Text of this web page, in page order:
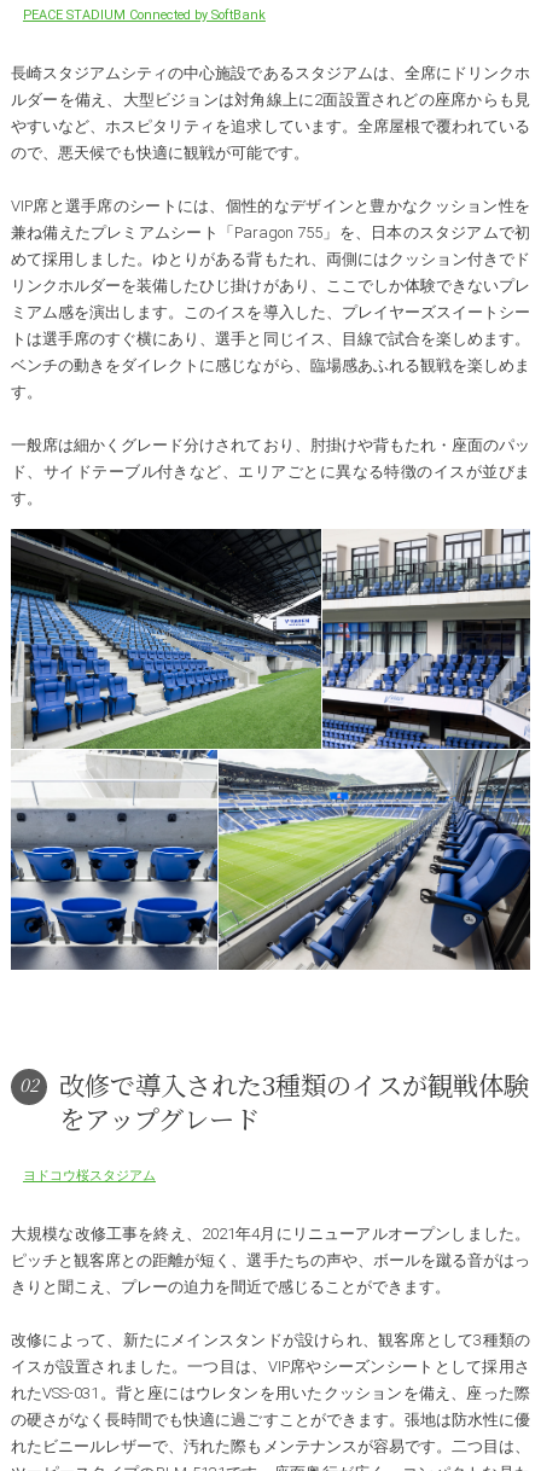
PEACE STADIUM Connected by SoftBank
長崎スタジアムシティの中心施設であるスタジアムは、全席にドリンクホ
ルダーを備え、大型ビジョンは対角線上に2面設置されどの座席からも見
やすいなど、ホスピタリティを追求しています。全席屋根で覆われている
ので、悪天候でも快適に観戦が可能です。
VIP席と選手席のシートには、個性的なデザインと豊かなクッション性を
兼ね備えたプレミアムシート「Paragon 755」を、日本のスタジアムで初
めて採用しました。ゆとりがある背もたれ、両側にはクッション付きでド
リンクホルダーを装備したひじ掛けがあり、ここでしか体験できないプレ
ミアム感を演出します。このイスを導入した、プレイヤーズスイートシー
トは選手席のすぐ横にあり、選手と同じイス、目線で試合を楽しめます。
ベンチの動きをダイレクトに感じながら、臨場感あふれる観戦を楽しめま
す。
一般席は細かくグレード分けされており、肘掛けや背もたれ・座面のパッ
ド、サイドテーブル付きなど、エリアごとに異なる特徴のイスが並びま
す。
02
改修で導入された3種類のイスが観戦体験
をアップグレード
ヨドコウ桜スタジアム
大規模な改修工事を終え、2021年4月にリニューアルオープンしました。
ピッチと観客席との距離が短く、選手たちの声や、ボールを蹴る音がはっ
きりと聞こえ、プレーの迫力を間近で感じることができます。
改修によって、新たにメインスタンドが設けられ、観客席として3種類の
イスが設置されました。一つ目は、VIP席やシーズンシートとして採用さ
れたVSS-031。背と座にはウレタンを用いたクッションを備え、座った際
の硬さがなく長時間でも快適に過ごすことができます。張地は防水性に優
れたビニールレザーで、汚れた際もメンテナンスが容易です。二つ目は、